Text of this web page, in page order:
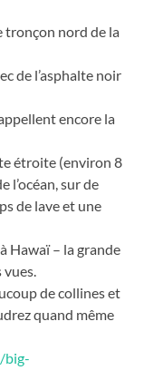
tronçon nord de la
de l’asphalte noir
encore la
étroite (environ 8
l’océan, sur de
de lave et une
Hawaï – la grande
vues.
de collines et
quand même
big-